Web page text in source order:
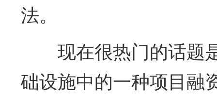
法。
现在很热门的话题
础设施中的一种项目融